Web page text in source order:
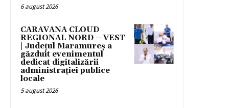
6 august 2026
CARAVANA CLOUD
REGIONAL NORD – VEST
| Județul Maramureș a
găzduit evenimentul
dedicat digitalizării
administrației publice
locale
5 august 2026